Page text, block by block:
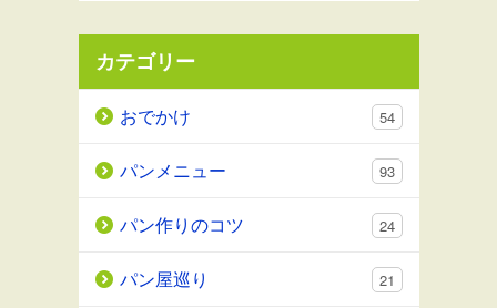
カテゴリー
おでかけ 54
パンメニュー 93
パン作りのコツ 24
パン屋巡り 21